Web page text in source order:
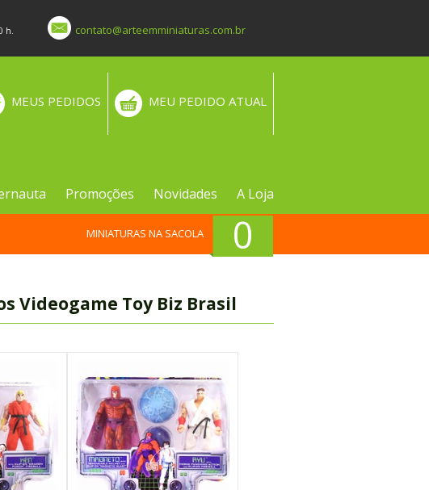
h.
contato@arteemminiaturas.com.br
MEU PEDIDO ATUAL
MEUS PEDIDOS
Promoções Novidades A Loja
0
MINIATURAS NA SACOLA
Videogame Toy Biz Brasil